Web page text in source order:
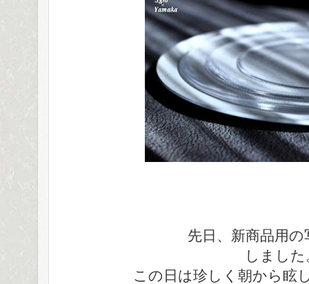
先日、新商品用
しました
この日は珍しく朝から眩